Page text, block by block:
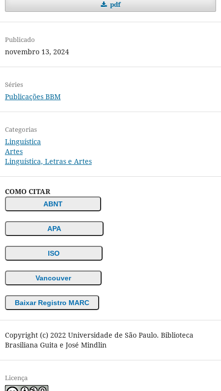
pdf
Publicado
novembro 13, 2024
Séries
Publicações BBM
Categorias
Linguística
Artes
Linguística, Letras e Artes
COMO CITAR
ABNT
APA
ISO
Vancouver
Baixar Registro MARC
Copyright (c) 2022 Universidade de São Paulo. Biblioteca
Brasiliana Guita e José Mindlin
Licença